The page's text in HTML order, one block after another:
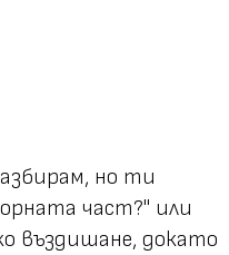
но ти
част?" или
въздишане, докато